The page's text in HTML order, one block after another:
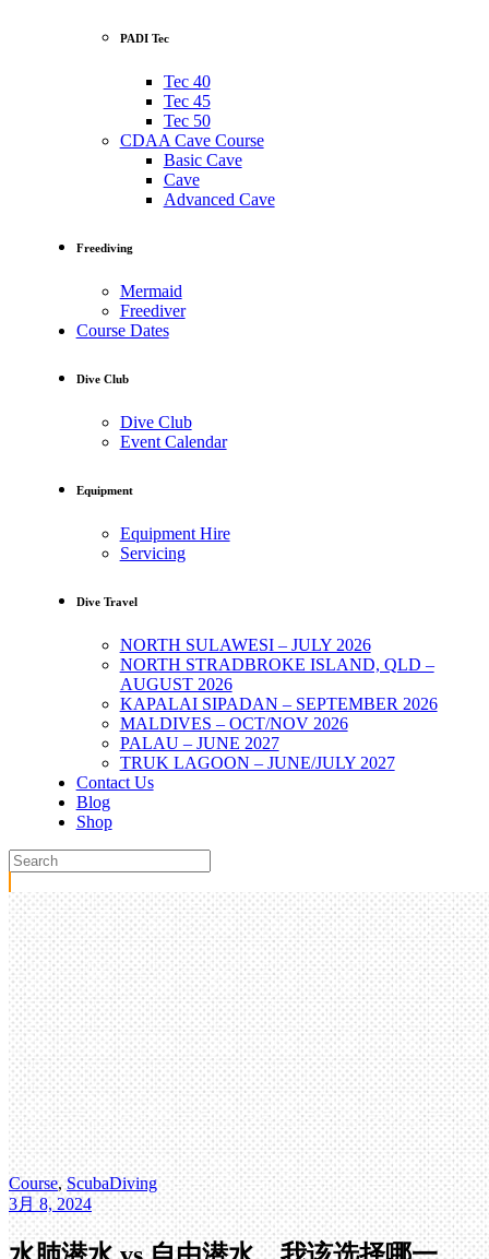
PADI Tec
Tec 40
Tec 45
Tec 50
CDAA Cave Course
Basic Cave
Cave
Advanced Cave
Freediving
Mermaid
Freediver
Course Dates
Dive Club
Dive Club
Event Calendar
Equipment
Equipment Hire
Servicing
Dive Travel
NORTH SULAWESI – JULY 2026
NORTH STRADBROKE ISLAND, QLD –
AUGUST 2026
KAPALAI SIPADAN – SEPTEMBER 2026
MALDIVES – OCT/NOV 2026
PALAU – JUNE 2027
TRUK LAGOON – JUNE/JULY 2027
Contact Us
Blog
Shop
Course,ScubaDiving
3月 8, 2024